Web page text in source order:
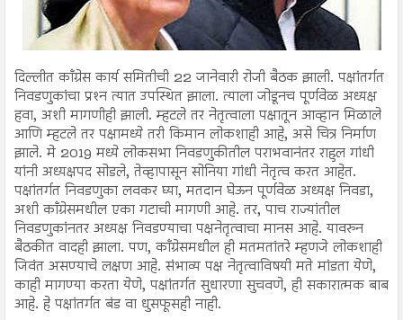
दिल्लीत काँग्रेस कार्य समितीची 22 जानेवारी रोजी बैठक झाली. पक्षांतर्गत
निवडणुकांचा प्रश्‍न त्यात उपस्थित झाला. त्याला जोडूनच पूर्णवेळ अध्यक्ष
हवा, अशी मागणीही झाली. म्हटले तर नेतृत्वाला पक्षातून आव्हान मिळाले
आणि म्हटले तर पक्षामध्ये तरी किमान लोकशाही आहे, असे चित्र निर्माण
झाले. मे 2019 मध्ये लोकसभा निवडणुकीतील पराभवानंतर राहुल गांधी
यांनी अध्यक्षपद सोडले, तेव्हापासून सोनिया गांधी नेतृत्व करत आहेत.
पक्षांतर्गत निवडणुका लवकर घ्या, मतदान घेऊन पूर्णवेळ अध्यक्ष निवडा,
अशी काँग्रेसमधील एका गटाची मागणी आहे. तर, पाच राज्यांतील
निवडणुकांनतर अध्यक्ष निवडण्याचा पक्षनेतृत्वाचा मानस आहे. यावरुन
बैठकीत वादही झाला. पण, काँग्रेसमधील ही मतमतांतरे म्हणजे लोकशाही
जिवंत असण्याचे लक्षण आहे. संभाव्य पक्ष नेतृत्वाविषयी मते मांडता येणे,
काही मागण्या करता येणे, पक्षांतर्गत सुधारणा सुचवणे, ही सकारात्मक बाब
आहे. हे पक्षांतर्गत बंड वा धुसफूसही नाही.